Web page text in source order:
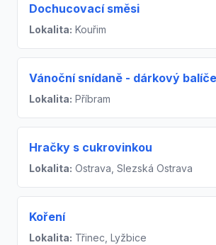
Dochucovací směsi
Lokalita: Kouřim
Vánoční snídaně - dárkový
Lokalita: Příbram
Hračky s cukrovinkou
Lokalita: Ostrava, Slezská Ostrava
Koření
Lokalita: Třinec, Lyžbice